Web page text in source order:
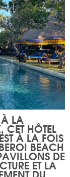
LA
CET HÔTEL
À LA FOIS
BEACH
DE
ET LA